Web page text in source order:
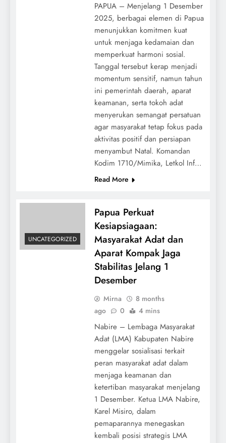
PAPUA – Menjelang 1 Desember
2025, berbagai elemen di Papua
menunjukkan komitmen kuat
untuk menjaga kedamaian dan
memperkuat harmoni sosial.
Tanggal tersebut kerap menjadi
momentum sensitif, namun tahun
ini pemerintah daerah, aparat
keamanan, serta tokoh adat
menyerukan semangat persatuan
agar masyarakat tetap fokus pada
aktivitas positif dan persiapan
menyambut Natal. Komandan
Kodim 1710/Mimika, Letkol Inf…
Read More
UNCATEGORIZED
Papua Perkuat
Kesiapsiagaan:
Masyarakat Adat dan
Aparat Kompak Jaga
Stabilitas Jelang 1
Desember
Mirna
8 months
ago
0 4 mins
Nabire – Lembaga Masyarakat
Adat (LMA) Kabupaten Nabire
menggelar sosialisasi terkait
peran masyarakat adat dalam
menjaga keamanan dan
ketertiban masyarakat menjelang
1 Desember. Ketua LMA Nabire,
Karel Misiro, dalam
pemaparannya menegaskan
kembali posisi strategis LMA